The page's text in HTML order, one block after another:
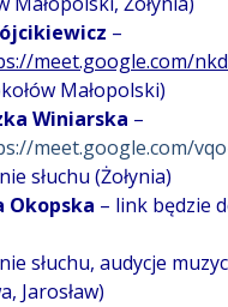
–
meet.google.com/
Małopolski)
Winiarska –
meet.google.com/
słuchu (Żołynia)
Okopska – link będzie
słuchu, audycje
Jarosław)